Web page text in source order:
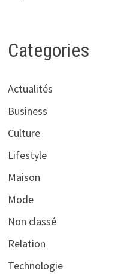
Categories
Actualités
Business
Culture
Lifestyle
Maison
Mode
Non classé
Relation
Technologie